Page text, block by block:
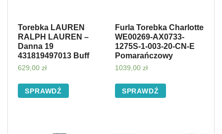
Torebka LAUREN
RALPH LAUREN –
Danna 19
431819497013 Buff
629,00 zł
SPRAWDŹ
Furla Torebka Charlotte
WE00269-AX0733-
1275S-1-003-20-CN-E
Pomarańczowy
1039,00 zł
SPRAWDŹ